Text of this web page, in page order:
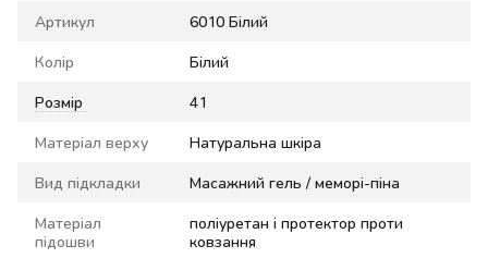
Артикул 6010 Білий
Колір Білий
Розмір 41
Матеріал верху Натуральна шкіра
Вид підкладки Масажний гель / меморі-піна
Матеріал
підошви
поліуретан і протектор проти
ковзання